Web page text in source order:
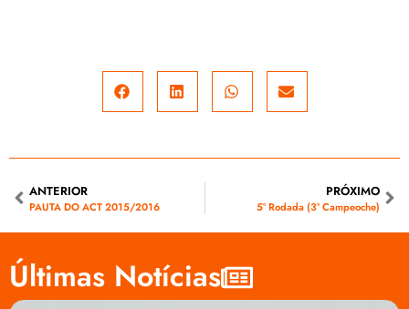
ANTERIOR
PAUTA DO ACT 2015/2016
PRÓXIMO
5° Rodada (3° Campeoche)
Últimas Notícias